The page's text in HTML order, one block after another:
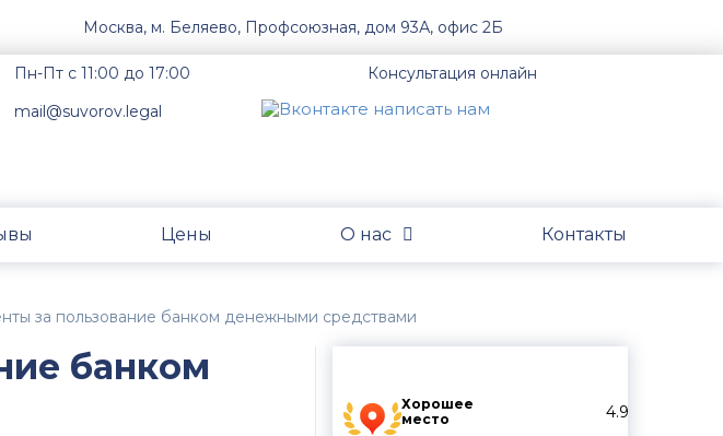
Москва, м. Беляево, Профсоюзная, дом 93А, офис 2Б
Пн-Пт с 11:00 до 17:00
mail@suvorov.legal
Консультация онлайн
Цены О нас Контакты
за пользование банком денежными средствами
Хорошее
место
4.9
банком